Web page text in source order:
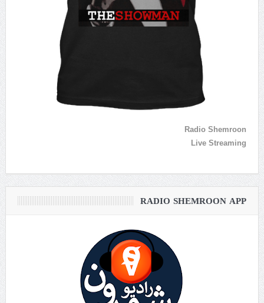
Radio Shemroon
Live Streaming
RADIO SHEMROON APP